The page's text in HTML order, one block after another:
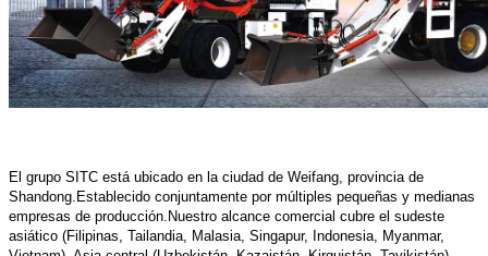
El grupo SITC está ubicado en la ciudad de Weifang, provincia de
Shandong.Establecido conjuntamente por múltiples pequeñas y medianas
empresas de producción.Nuestro alcance comercial cubre el sudeste
asiático (Filipinas, Tailandia, Malasia, Singapur, Indonesia, Myanmar,